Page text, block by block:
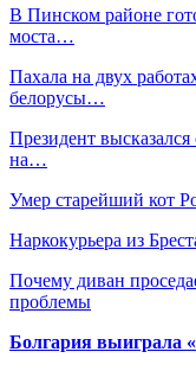
В Пинском районе
моста…
Пахала на двух
белорусы…
Президент
на…
Умер старейший кот
Наркокурьера из
Почему диван
проблемы
Болгария выиграла